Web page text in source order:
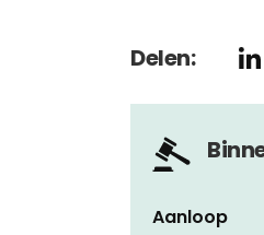
Delen:
Aanloop